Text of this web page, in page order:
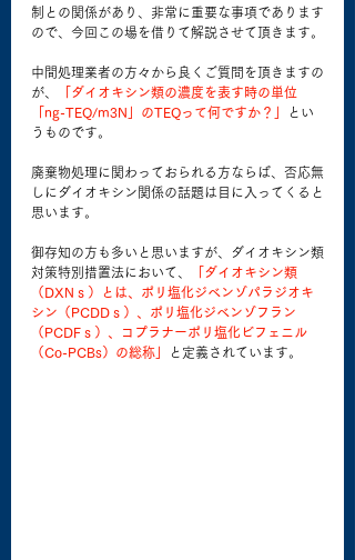
制との関係があり、非常に重要な事項であります
ので、今回この場を借りて解説させて頂きます。
中間処理業者の方々から良くご質問を頂きますの
が、
「ダイオキシン類の濃度を表す時の単位
「ng-TEQ/m3N」のTEQって何ですか？」
とい
うものです。
廃棄物処理に関わっておられる方ならば、否応無
しにダイオキシン関係の話題は目に入ってくると
思います。
御存知の方も多いと思いますが、ダイオキシン類
対策特別措置法において、
「ダイオキシン類
（DXNｓ）とは、ポリ塩化ジベンゾパラジオキ
シン（PCDDｓ）、ポリ塩化ジベンゾフラン
（PCDFｓ）、コプラナーポリ塩化ビフェニル
（Co-PCBs）の総称」
と定義されています。